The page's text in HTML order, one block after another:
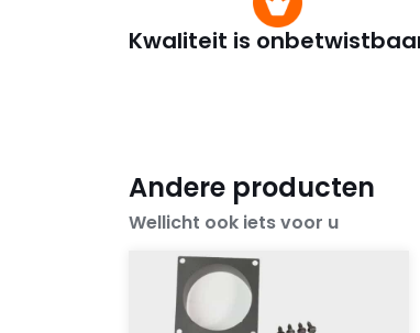
Kwaliteit is
Andere producten
Wellicht ook iets voor u